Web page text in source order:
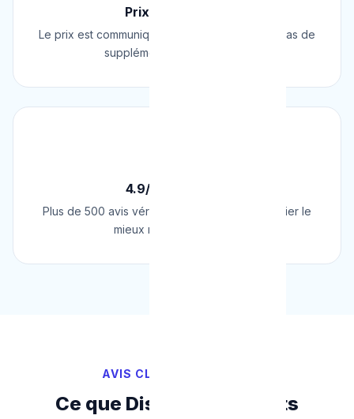
Prix Fixe Garanti
Le prix est communiqué AVANT l'intervention. Pas de
supplément surprise, jamais.
4.9/5 sur Google
Plus de 500 avis vérifiés sur Google. Le plombier le
mieux noté de Belgique.
AVIS CLIENTS VÉRIFIÉS
Ce que Disent Nos Clients